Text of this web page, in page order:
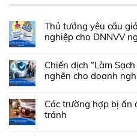
Thủ tướng yêu cầu
nghiệp cho DNNVV
Chiến dịch “Làm
nghẽn cho doanh
Các trường hợp bị ấn
tránh